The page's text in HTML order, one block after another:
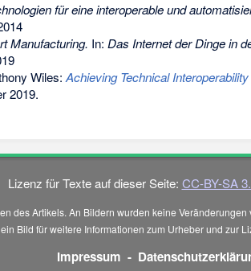
für eine interoperable und
Manufacturing. In: Das Internet der Dinge in
Wiles:Achieving Technical
2019.
Lizenz für Texte auf dieser Seite: CC-BY-SA
des Artikels. An Bildern wurden keine
Bild für weitere Informationen zum Urheber und zur
Impressum -